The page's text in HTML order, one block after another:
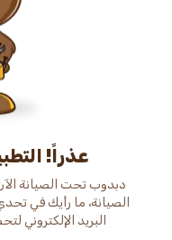
عذراً!
دبدوب تحت الصيانة
الصيانة، ما رأيك في
البريد